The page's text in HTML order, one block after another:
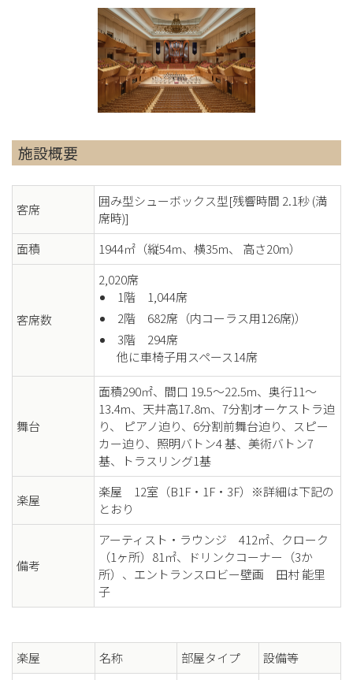
施設概要
客席
囲み型シューボックス型[残響時間 2.1秒 (満
席時)]
面積
1944㎡（縦54m、横35m、 高さ20m）
客席数
2,020席
1階 1,044席
2階 682席（内コーラス用126席)）
3階 294席
他に車椅子用スペース14席
舞台
面積290㎡、間口 19.5〜22.5m、奥行11〜
13.4m、天井高17.8m、7分割オーケストラ迫
り、 ピアノ迫り、6分割前舞台迫り、スピー
カー迫り、照明バトン4 基、美術バトン7
基、トラスリング1基
楽屋
楽屋 12室（B1F・1F・3F）※詳細は下記の
とおり
備考
アーティスト・ラウンジ 412㎡、クローク
（1ヶ所）81㎡、ドリンクコーナー（3か
所）、エントランスロビー壁画 田村 能里
子
楽屋 名称 部屋タイプ 設備等